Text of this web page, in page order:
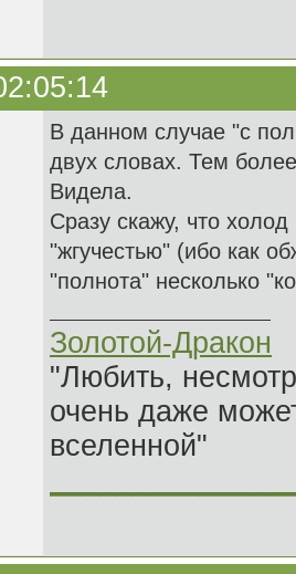
В данном случае "с
двух словах. Тем
Видела.
Сразу скажу, что
"жгучестью" (ибо как
"полнота" несколько
Золотой-Дракон
"Любить,
очень даже
вселенной"